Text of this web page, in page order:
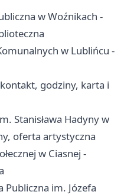
w Woźnikach -
w Lublińcu -
godziny, karta i
Stanisława Hadyny w
oferta artystyczna
w Ciasnej -
im. Józefa